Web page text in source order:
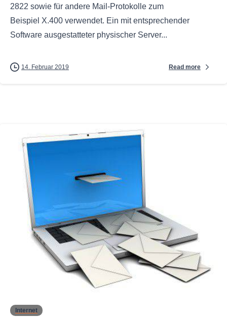
2822 sowie für andere Mail-Protokolle zum
Beispiel X.400 verwendet. Ein mit entsprechender
Software ausgestatteter physischer Server...
14. Februar 2019 Read more
0
Internet